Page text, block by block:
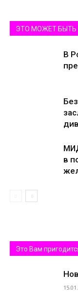
ЭТО МОЖЕТ БЫТЬ
В
в
Это Вам